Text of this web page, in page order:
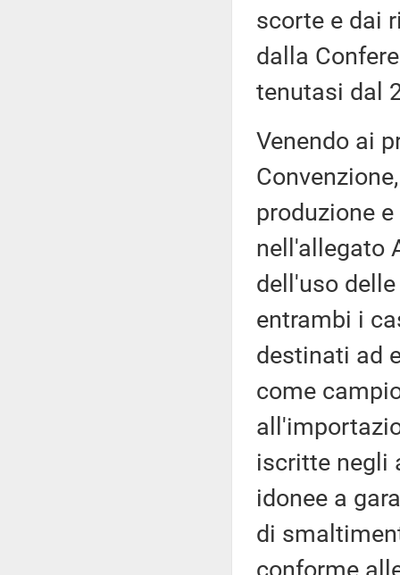
scorte e dai
dalla
tenutasi dal
Venendo ai
produzione
nell'allegato
dell'uso
entrambi i
destinati ad
come
iscritte negli
idonee a
di